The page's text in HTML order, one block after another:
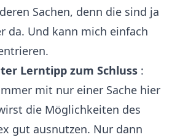
Sachen, denn die sind ja
da. Und kann mich einfach
Lerntipp zum Schluss :
mit nur einer Sache hier
die Möglichkeiten des
gut ausnutzen. Nur dann